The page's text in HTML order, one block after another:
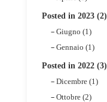
Posted in 2023 (2)
Giugno (1)
Gennaio (1)
Posted in 2022 (3)
Dicembre (1)
Ottobre (2)